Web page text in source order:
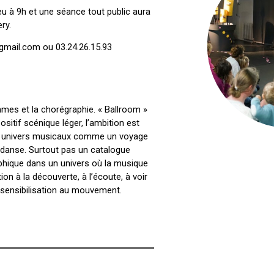
à 9h et une séance tout public aura
ou 03.24.26.15.93
et la chorégraphie. « Ballroom »
scénique léger, l’ambition est
musicaux comme un voyage
Surtout pas un catalogue
dans un univers où la musique
à la découverte, à l’écoute, à voir
au mouvement.